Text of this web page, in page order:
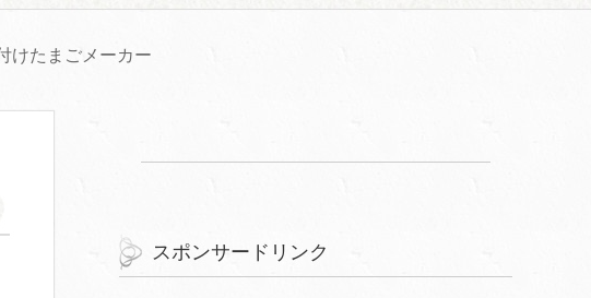
けたまごメーカー
スポンサードリンク